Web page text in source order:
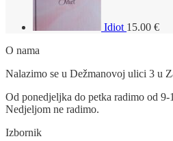
Idiot 15.00 €
O nama
Nalazimo se u Dežmanovoj ulici 3 u
Od ponedjeljka do petka radimo od 9-
Nedjeljom ne radimo.
Izbornik